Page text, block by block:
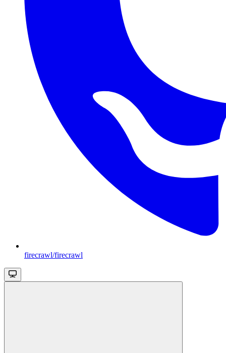
firecrawl/firecrawl